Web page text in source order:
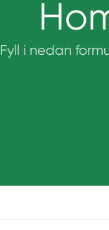
Fyll i nedan